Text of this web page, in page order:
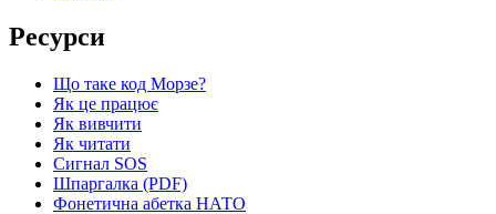
Ресурси
Що таке код Морзе?
Як це працює
Як вивчити
Як читати
Сигнал SOS
Шпаргалка (PDF)
Фонетична абетка НАТО